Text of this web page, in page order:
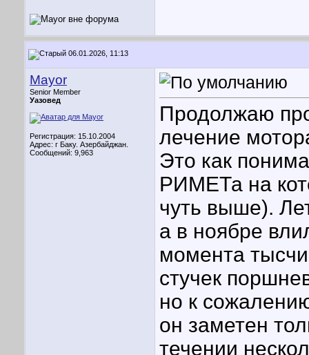
06.01.2026, 11:13
Mayor
Senior Member
Уазовед
Регистрация: 15.10.2004
Адрес: г Баку. Азербайджан.
Сообщений: 9,963
Продолжаю
лечение
Это как
РИМЕТа на
чуть выше).
а в ноябре
момента
стучек
но к
он заметен
течении